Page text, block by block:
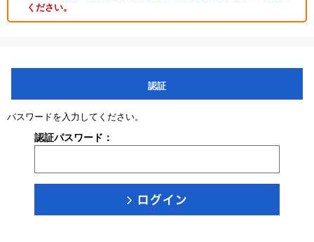
ください。
認証
パスワードを入力してください。
認証パスワード：